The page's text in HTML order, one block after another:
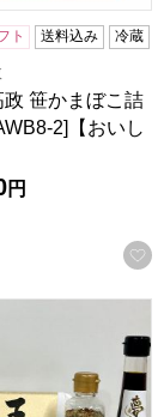
録する
ト 送料込み 冷蔵
笹かまぼこ詰
2]【おいし
円